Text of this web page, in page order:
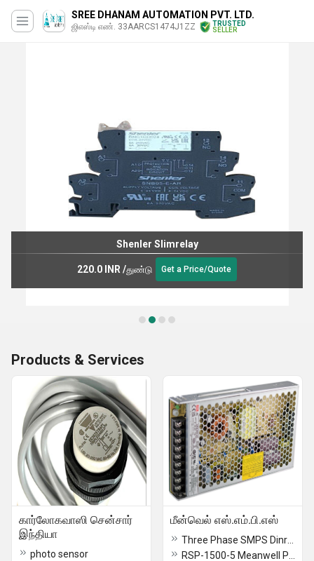
SREE DHANAM AUTOMATION PVT. LTD.
ஜிஎஸ்டி எண். 33AARCS1474J1ZZ
TRUSTED
SELLER
Shenler Slimrelay
220.0 INR /துண்டு Get a Price/Quote
Products & Services
கார்லோகவாஸி சென்சார்
இந்தியா
photo sensor
மீன்வெல் எஸ்.எம்.பி.எஸ்